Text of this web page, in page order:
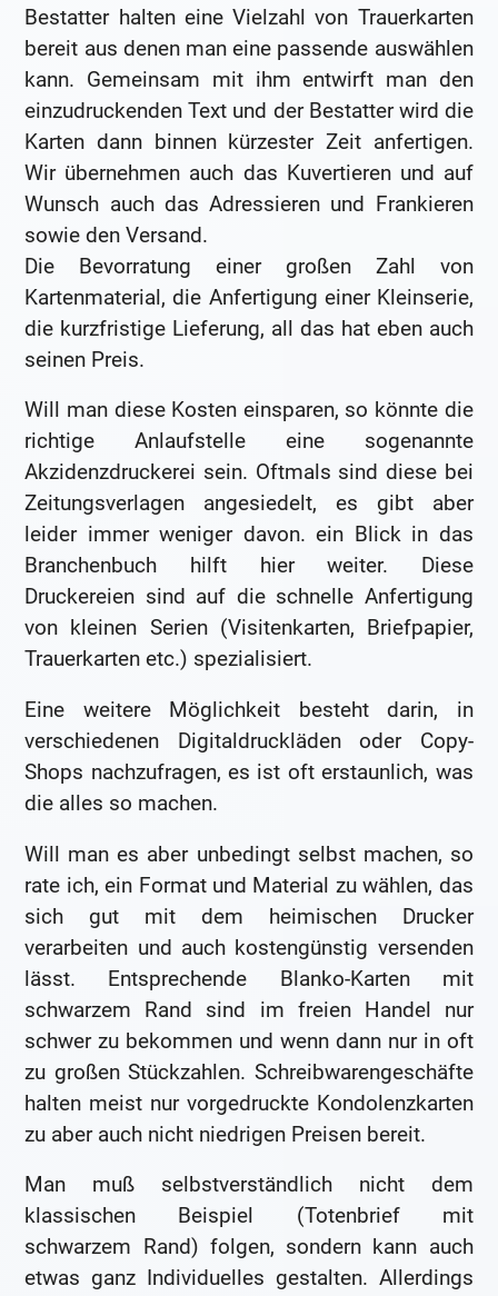
Bestatter halten eine Vielzahl von Trauerkarten
bereit aus denen man eine passende auswählen
kann. Gemeinsam mit ihm entwirft man den
einzudruckenden Text und der Bestatter wird die
Karten dann binnen kürzester Zeit anfertigen.
Wir übernehmen auch das Kuvertieren und auf
Wunsch auch das Adressieren und Frankieren
sowie den Versand.
Die Bevorratung einer großen Zahl von
Kartenmaterial, die Anfertigung einer Kleinserie,
die kurzfristige Lieferung, all das hat eben auch
seinen Preis.
Will man diese Kosten einsparen, so könnte die
richtige Anlaufstelle eine sogenannte
Akzidenzdruckerei sein. Oftmals sind diese bei
Zeitungsverlagen angesiedelt, es gibt aber
leider immer weniger davon. ein Blick in das
Branchenbuch hilft hier weiter. Diese
Druckereien sind auf die schnelle Anfertigung
von kleinen Serien (Visitenkarten, Briefpapier,
Trauerkarten etc.) spezialisiert.
Eine weitere Möglichkeit besteht darin, in
verschiedenen Digitaldruckläden oder Copy-
Shops nachzufragen, es ist oft erstaunlich, was
die alles so machen.
Will man es aber unbedingt selbst machen, so
rate ich, ein Format und Material zu wählen, das
sich gut mit dem heimischen Drucker
verarbeiten und auch kostengünstig versenden
lässt. Entsprechende Blanko-Karten mit
schwarzem Rand sind im freien Handel nur
schwer zu bekommen und wenn dann nur in oft
zu großen Stückzahlen. Schreibwarengeschäfte
halten meist nur vorgedruckte Kondolenzkarten
zu aber auch nicht niedrigen Preisen bereit.
Man muß selbstverständlich nicht dem
klassischen Beispiel (Totenbrief mit
schwarzem Rand) folgen, sondern kann auch
etwas ganz Individuelles gestalten. Allerdings